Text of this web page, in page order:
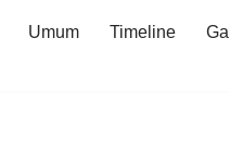
Umum Timeline